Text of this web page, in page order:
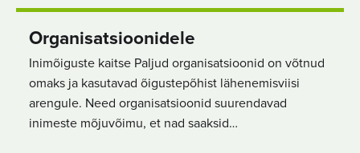
Organisatsioonidele
Inimõiguste kaitse Paljud organisatsioonid on võtnud
omaks ja kasutavad õigustepõhist lähenemisviisi
arengule. Need organisatsioonid suurendavad
inimeste mõjuvõimu, et nad saaksid…